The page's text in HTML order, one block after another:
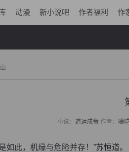
动漫 新小说吧 作者福利 作
小说： 道运成帝 作者： 曦
此，机缘与危险并存！”苏恒道。